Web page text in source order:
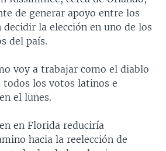
de generar apoyo entre los
la elección en uno de los
del país.
voy a trabajar como el diablo
todos los votos latinos e
el lunes.
en Florida reduciría
hacia la reelección de